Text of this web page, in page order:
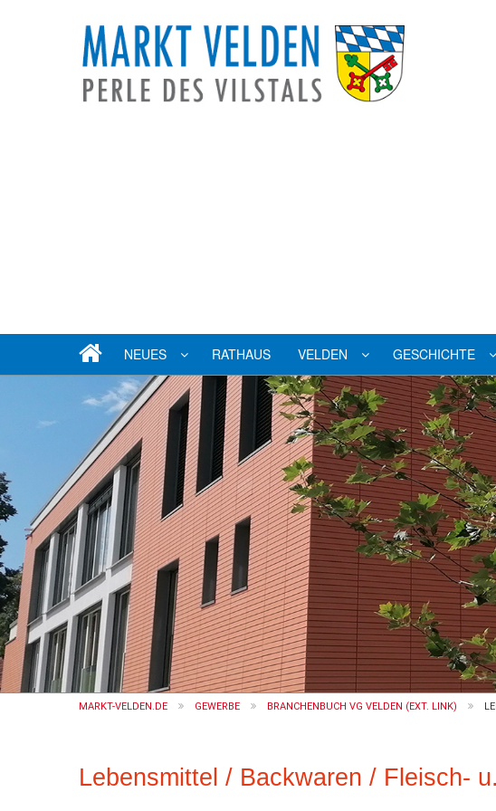
NEUES RATHAUS VELDEN GESCHICHTE
MARKT-VELDEN.DE GEWERBE BRANCHENBUCH VG VELDEN (EXT. LINK)
Lebensmittel / Backwaren / Fleisch-